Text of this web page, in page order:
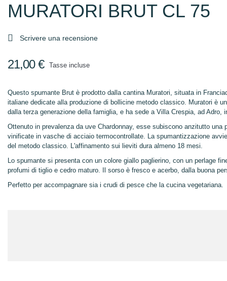
MURATORI BRUT CL 75
 Scrivere una recensione
21,00 € Tasse incluse
Questo spumante Brut è prodotto dalla cantina Muratori, situata in
italiane dedicate alla produzione di bollicine metodo classico. Muratori è
dalla terza generazione della famiglia, e ha sede a Villa Crespia, ad Adro,
Ottenuto in prevalenza da uve Chardonnay, esse subiscono anzitutto una
vinificate in vasche di acciaio termocontrollate. La spumantizzazione
del metodo classico. L'affinamento sui lieviti dura almeno 18 mesi.
Lo spumante si presenta con un colore giallo paglierino, con un perlage
profumi di tiglio e cedro maturo. Il sorso è fresco e acerbo, dalla buona
Perfetto per accompagnare sia i crudi di pesce che la cucina vegetariana.